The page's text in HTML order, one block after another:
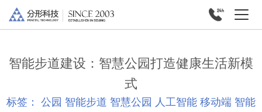
智能步道建设：智慧公园打造健康生活新模
式
标签： 公园 智能步道 智慧公园 人工智能 移动端 智能